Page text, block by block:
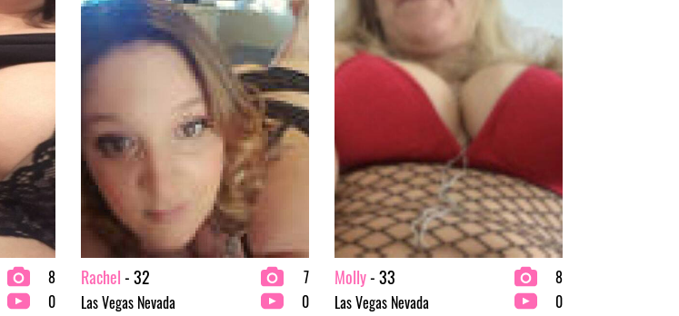
8
0
Rachel- 32
Las Vegas Nevada
7
0
Molly- 33
Las Vegas Nevada
8
0